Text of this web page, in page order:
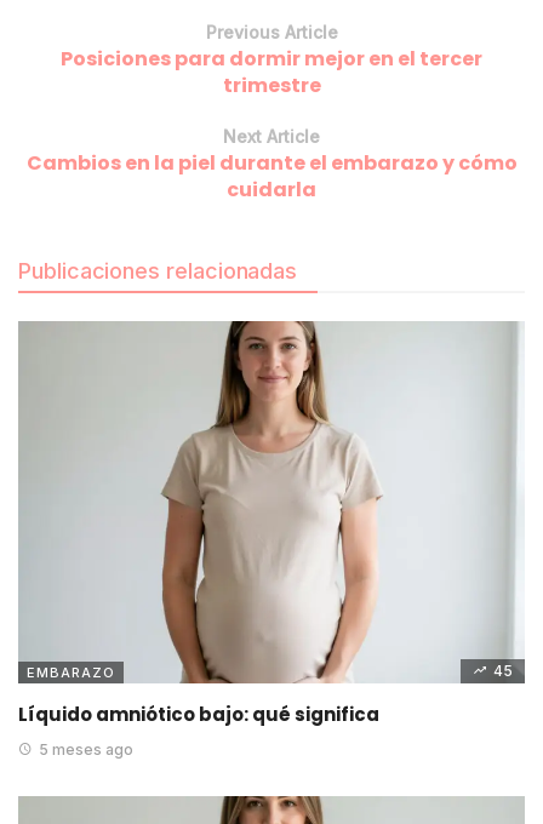
Previous Article
Posiciones para dormir mejor en el tercer
trimestre
Next Article
Cambios en la piel durante el embarazo y cómo
cuidarla
Publicaciones relacionadas
EMBARAZO 45
Líquido amniótico bajo: qué significa
5 meses ago